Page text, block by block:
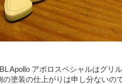
Apollo アポロスペシャルはグリ
の塗装の仕上がりは申し分ないの